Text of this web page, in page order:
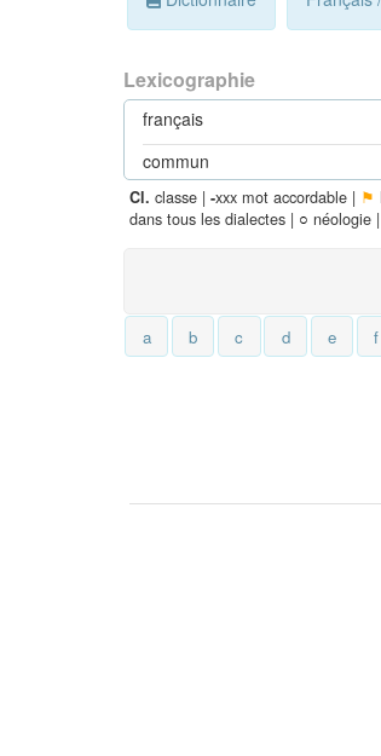
Lexicographie
français
commun
Cl. classe | -xxx mot accordable | ⚑
dans tous les dialectes | ○ néologie |
a b c d e f